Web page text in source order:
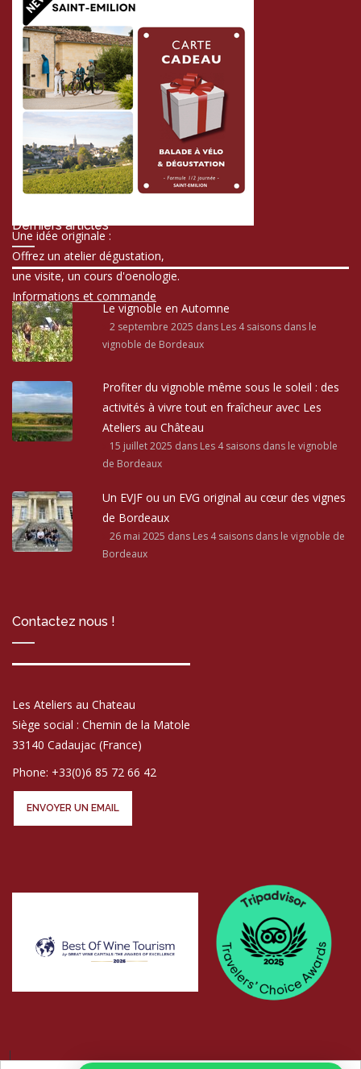
Une idée originale :
Offrez un atelier dégustation,
une visite, un cours d'oenologie.
Informations et commande
Derniers articles
Le vignoble en Automne
2 septembre 2025 dans Les 4 saisons dans le
vignoble de Bordeaux
Profiter du vignoble même sous le soleil : des
activités à vivre tout en fraîcheur avec Les
Ateliers au Château
15 juillet 2025 dans Les 4 saisons dans le vignoble
de Bordeaux
Un EVJF ou un EVG original au cœur des vignes
de Bordeaux
26 mai 2025 dans Les 4 saisons dans le vignoble de
Bordeaux
Contactez nous !
Les Ateliers au Chateau
Siège social : Chemin de la Matole
33140 Cadaujac (France)
Phone: +33(0)6 85 72 66 42
ENVOYER UN EMAIL